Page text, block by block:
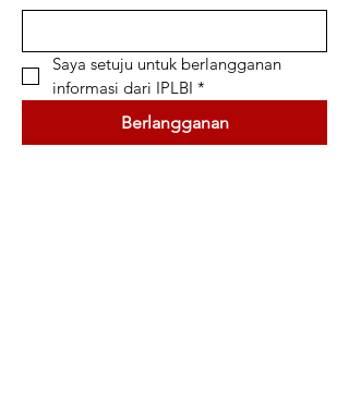
Saya setuju untuk berlangganan
informasi dari IPLBI *
Berlangganan